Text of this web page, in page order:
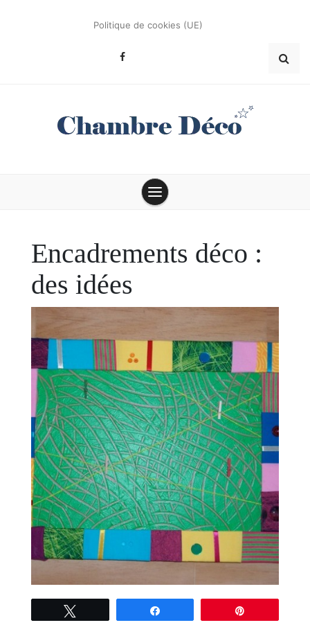
Politique de cookies (UE)
Chambre Déco
Encadrements déco :
des idées